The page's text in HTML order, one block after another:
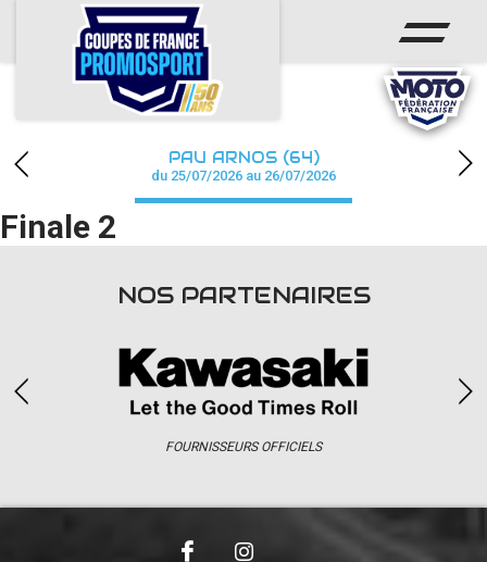
ACCUEIL
ACTUS
CALENDRIER
CHAMPIONNAT
RÉSULTATS
accéder à la billetterie
PAU ARNOS (64)
du 25/07/2026 au 26/07/2026
Finale 2
NOS PARTENAIRES
FOURNISSEURS OFFICIELS